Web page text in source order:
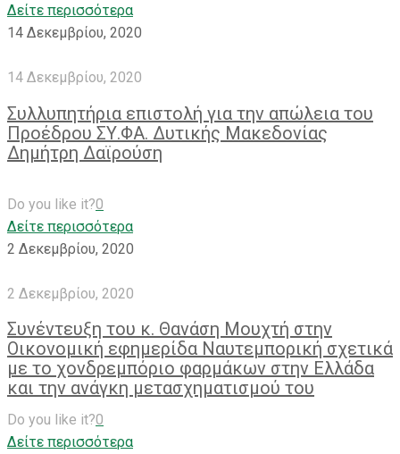
Δείτε περισσότερα
14 Δεκεμβρίου, 2020
14 Δεκεμβρίου, 2020
Συλλυπητήρια επιστολή για την απώλεια του
Προέδρου ΣΥ.ΦΑ. Δυτικής Μακεδονίας
Δημήτρη Δαϊρούση
Do you like it?0
Δείτε περισσότερα
2 Δεκεμβρίου, 2020
2 Δεκεμβρίου, 2020
Συνέντευξη του κ. Θανάση Μουχτή στην
Οικονομική εφημερίδα Ναυτεμπορική σχετικά
με το χονδρεμπόριο φαρμάκων στην Ελλάδα
και την ανάγκη μετασχηματισμού του
Do you like it?0
Δείτε περισσότερα